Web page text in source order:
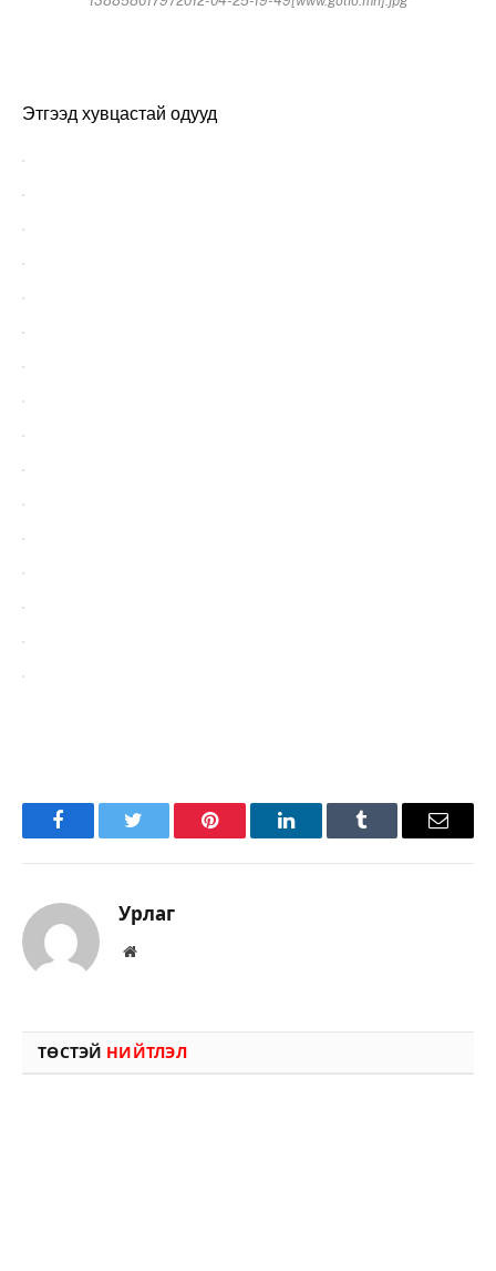
Этгээд хувцастай одууд
FacebookTwitter Pinterest LinkedInTumblr Имэйл
Урлаг
Вэбсайт
ТӨСТЭЙ НИЙТЛЭЛ